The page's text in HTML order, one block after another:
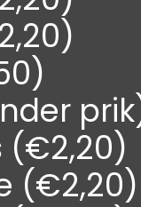
(€2,20)
(€2,20)